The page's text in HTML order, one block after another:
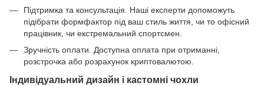
Підтримка та консультація. Наші експерти допоможуть
підібрати формфактор під ваш стиль життя, чи то офісний
працівник, чи екстремальний спортсмен.
Зручність оплати. Доступна оплата при отриманні,
розстрочка або розрахунок криптовалютою.
Індивідуальний дизайн і кастомні чохли